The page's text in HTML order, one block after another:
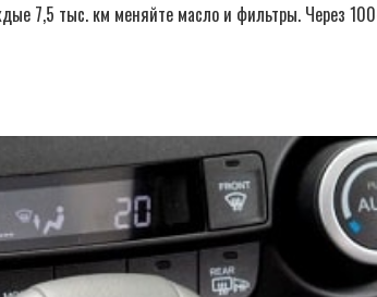
7,5 тыс. км меняйте масло и фильтры. Через